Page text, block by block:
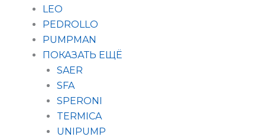
LEO
PEDROLLO
PUMPMAN
ПОКАЗАТЬ ЕЩЁ
SAER
SFA
SPERONI
TERMICA
UNIPUMP